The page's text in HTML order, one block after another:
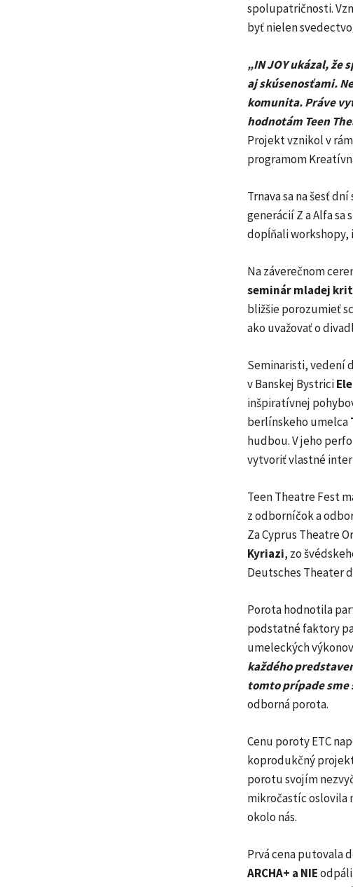
spolupatričnosti.
byť nielen
„IN JOY ukázal,
aj skúsenosťami.
komunita. Práve
hodnotám Teen
Projekt vznikol v
programom
Trnava sa na šesť
generácií Z a Alfa
dopĺňali workshopy,
Na záverečnom
seminár mladej
bližšie porozumieť
ako uvažovať o
Seminaristi, vedení
v Banskej Bystrici
inšpiratívnej
berlínskeho umelca
hudbou. V jeho
vytvoriť vlastné
Teen Theatre Fest
z odborníčok a
Za Cyprus Theatre
Kyriazi, zo
Deutsches Theater
Porota hodnotila
podstatné faktory
umeleckých
každého
tomto prípade sme
odborná porota.
Cenu poroty ETC
koprodukčný
porotu svojím
mikročastíc oslovila
okolo nás.
Prvá cena putovala
ARCHA+ a NIE